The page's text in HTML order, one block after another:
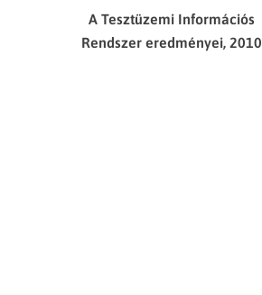
A Tesztüzemi Információs
Rendszer eredményei, 2010